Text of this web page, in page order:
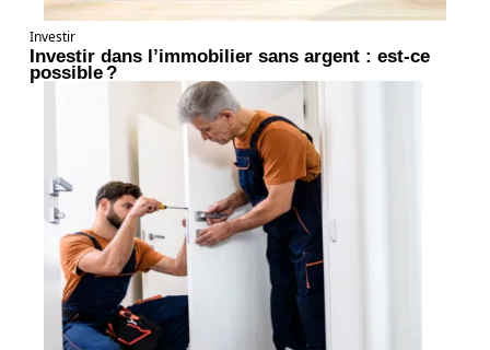
Investir
Investir dans l’immobilier sans argent : est-ce
possible ?